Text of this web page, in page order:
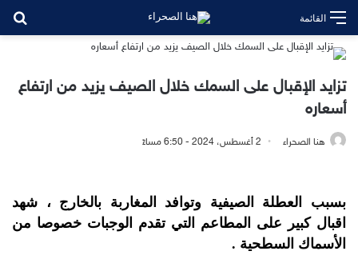
القائمة
تزايد الإقبال على السمك خلال الصيف يزيد من ارتفاع
أسعاره
هنا الصحراء 2 أغسطس، 2024 - 6:50 مساءً
بسبب العطلة الصيفية وتوافد المغاربة بالخارج ، شهد
اقبال كبير على المطاعم التي تقدم الوجبات خصوصا من
الأسماك السطحية .